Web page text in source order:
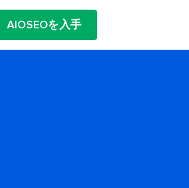
AIOSEOを入手